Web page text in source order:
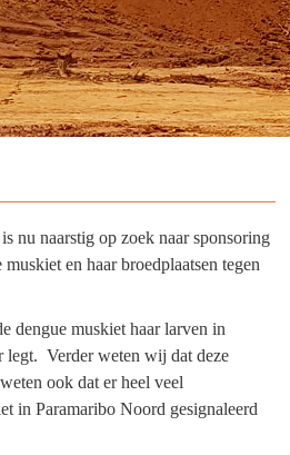
nu naarstig op zoek naar sponsoring
en haar broedplaatsen tegen
dengue muskiet haar larven in
legt. Verder weten wij dat deze
ook dat er heel veel
in Paramaribo Noord gesignaleerd